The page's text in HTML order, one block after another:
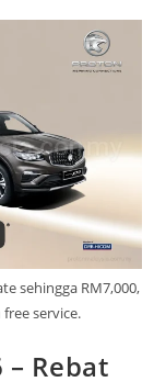
sehingga RM7,000,
service.
– Rebat